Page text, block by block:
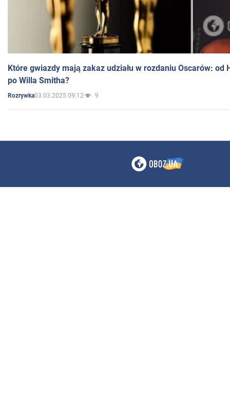
Które gwiazdy mają zakaz udziału w rozdaniu Oscarów: od
po Willa Smitha?
Rozrywka03.03.2025 09:12 9